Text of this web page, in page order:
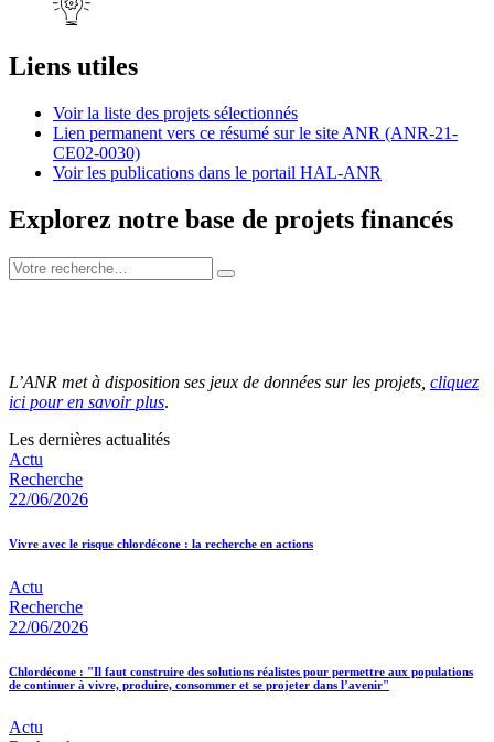
Liens utiles
Voir la liste des projets sélectionnés
Lien permanent vers ce résumé sur le site ANR (ANR-21-
CE02-0030)
Voir les publications dans le portail HAL-ANR
Explorez notre base de projets financés
L’ANR met à disposition ses jeux de données sur les projets, cliquez
ici pour en savoir plus.
Les dernières actualités
Actu
Recherche
22/06/2026
Vivre avec le risque chlordécone : la recherche en actions
Actu
Recherche
22/06/2026
Chlordécone : "Il faut construire des solutions réalistes pour permettre aux populations
de continuer à vivre, produire, consommer et se projeter dans l’avenir"
Actu